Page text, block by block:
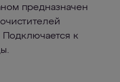
предназначен
к